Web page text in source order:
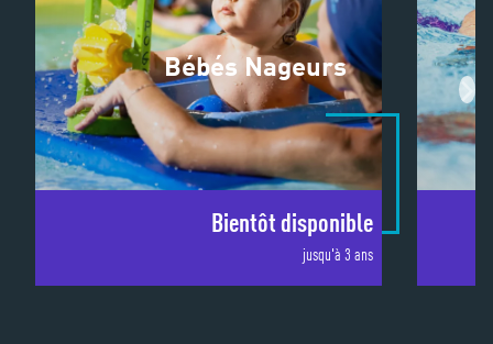
Bébés Nageurs
Bientôt disponible
jusqu'à 3 ans